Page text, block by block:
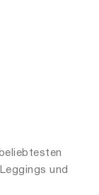
und